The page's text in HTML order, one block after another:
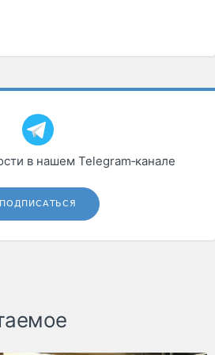
в нашем Telegram‑канале
ПОДПИСАТЬСЯ